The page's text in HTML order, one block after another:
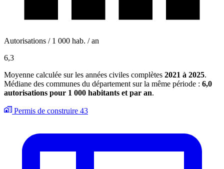
Autorisations / 1 000 hab. / an
6,3
Moyenne calculée sur les années civiles complètes 2021 à 2025.
Médiane des communes du département sur la même période : 6,0
autorisations pour 1 000 habitants et par an.
Permis de construire 43